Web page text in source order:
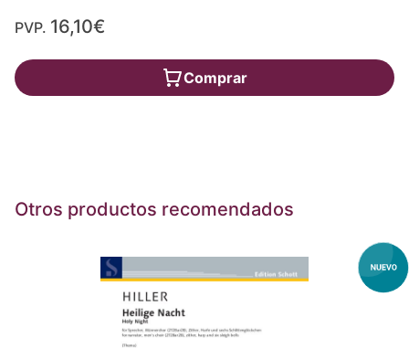
PVP. 16,10€
Comprar
Otros productos recomendados